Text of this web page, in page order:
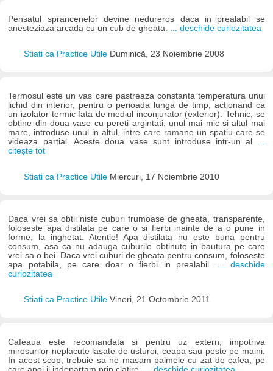
Pensatul sprancenelor devine nedureros daca in prealabil se
anesteziaza arcada cu un cub de gheata.
... deschide curiozitatea
Stiati ca Practice Utile Duminică, 23 Noiembrie 2008
Termosul este un vas care pastreaza constanta temperatura unui
lichid din interior, pentru o perioada lunga de timp, actionand ca
un izolator termic fata de mediul inconjurator (exterior). Tehnic, se
obtine din doua vase cu pereti argintati, unul mai mic si altul mai
mare, introduse unul in altul, intre care ramane un spatiu care se
videaza partial. Aceste doua vase sunt introduse intr-un al ...
citește tot
Stiati ca Practice Utile Miercuri, 17 Noiembrie 2010
Daca vrei sa obtii niste cuburi frumoase de gheata, transparente,
foloseste apa distilata pe care o si fierbi inainte de a o pune in
forme, la inghetat. Atentie! Apa distilata nu este buna pentru
consum, asa ca nu adauga cuburile obtinute in bautura pe care
vrei sa o bei. Daca vrei cuburi de gheata pentru consum, foloseste
apa potabila, pe care doar o fierbi in prealabil. ... deschide
curiozitatea
Stiati ca Practice Utile Vineri, 21 Octombrie 2011
Cafeaua este recomandata si pentru uz extern, impotriva
mirosurilor neplacute lasate de usturoi, ceapa sau peste pe maini.
In acest scop, trebuie sa ne masam palmele cu zat de cafea, pe